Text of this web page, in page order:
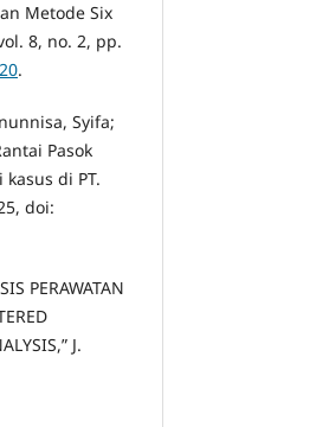
Metode Six
8, no. 2, pp.
.
Syifa;
Pasok
di PT.
doi:
PERAWATAN
J.